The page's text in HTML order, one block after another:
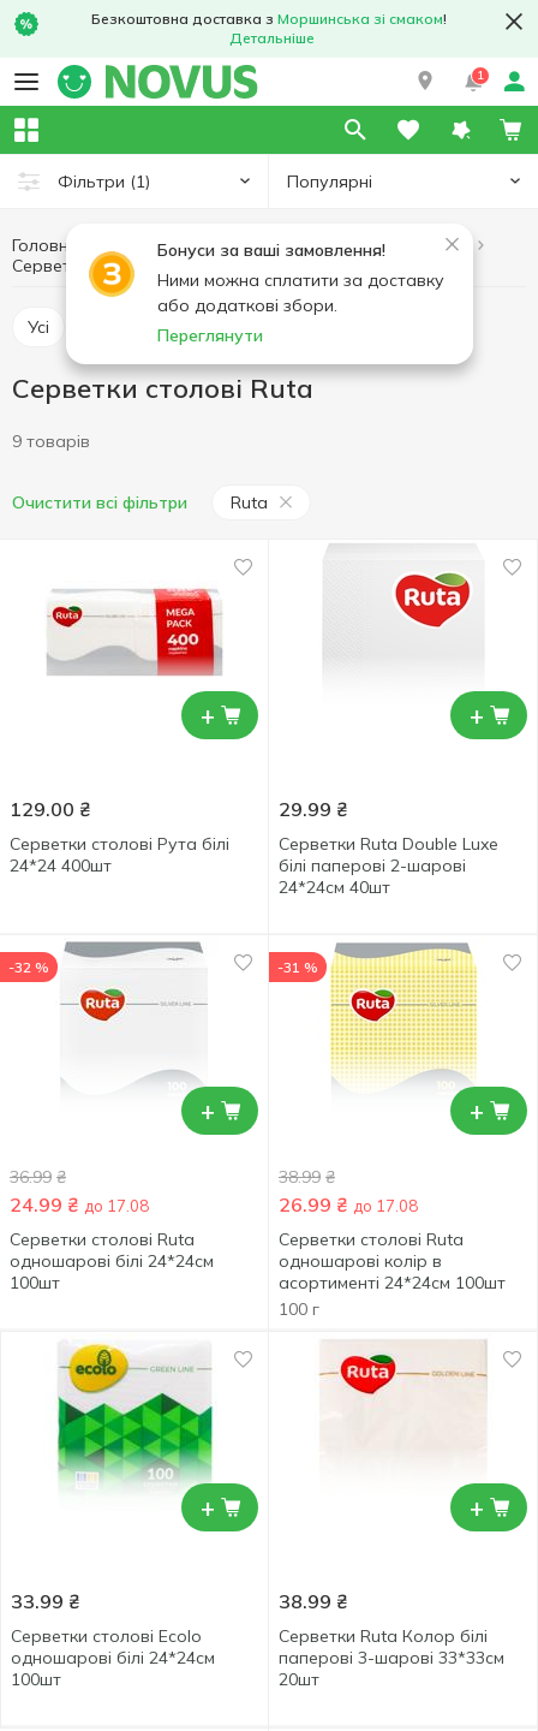
Безкоштовна доставка з Моршинська зі смаком!
Детальніше
1
Фільтри (1) Популярні
Бонуси за ваші замовлення!
Ними можна сплатити за доставку
або додаткові збори.
Переглянути
Головна Товари для дому Паперові вироби для дому
Серветки столові Серветки столові Ruta
Усі Рушники паперові
Серветки столові Ruta
9 товарів
Очистити всі фільтри Ruta
+
129.00 ₴
Серветки столові Рута білі
24*24 400шт
+
29.99 ₴
Серветки Ruta Double Luxe
білі паперові 2-шарові
24*24см 40шт
+
-32 %
36.99 ₴
24.99 ₴ до 17.08
Серветки столові Ruta
одношарові білі 24*24см
100шт
+
-31 %
38.99 ₴
26.99 ₴ до 17.08
Серветки столові Ruta
одношарові колір в
асортименті 24*24см 100шт
100 г
+
33.99 ₴
Серветки столові Ecolo
одношарові білі 24*24см
100шт
+
38.99 ₴
Серветки Ruta Колор білі
паперові 3-шарові 33*33см
20шт